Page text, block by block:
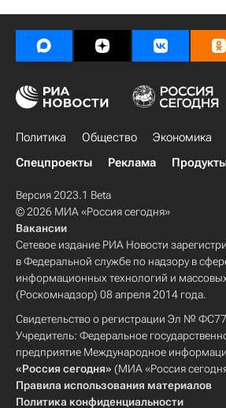
Политика Общество Экономика
Спецпроекты
Реклама
Версия 2023.1 Beta
© 2026 МИА «Россия сегодня»
Вакансии
Сетевое издание РИА Новости
в Федеральной службе по надзору в
информационных технологий и
(Роскомнадзор) 08 апреля 2014 года.
Свидетельство о регистрации Эл №
Учредитель: Федеральное
предприятие Международное
«Россия сегодня» (МИА «Россия
Правила использования материалов
Политика конфиденциальности